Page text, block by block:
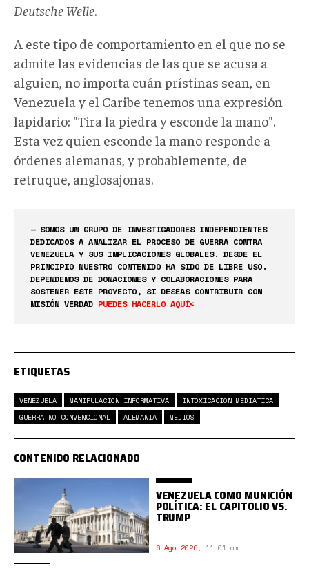
Deutsche Welle.
A este tipo de comportamiento en el que no se
admite las evidencias de las que se acusa a
alguien, no importa cuán prístinas sean, en
Venezuela y el Caribe tenemos una expresión
lapidario: "Tira la piedra y esconde la mano".
Esta vez quien esconde la mano responde a
órdenes alemanas, y probablemente, de
retruque, anglosajonas.
— SOMOS UN GRUPO DE INVESTIGADORES INDEPENDIENTES
DEDICADOS A ANALIZAR EL PROCESO DE GUERRA CONTRA
VENEZUELA Y SUS IMPLICACIONES GLOBALES. DESDE EL
PRINCIPIO NUESTRO CONTENIDO HA SIDO DE LIBRE USO.
DEPENDEMOS DE DONACIONES Y COLABORACIONES PARA
SOSTENER ESTE PROYECTO, SI DESEAS CONTRIBUIR CON
MISIÓN VERDAD PUEDES HACERLO AQUÍ<
ETIQUETAS
VENEZUELA MANIPULACIÓN INFORMATIVA
INTOXICACIÓN MEDIÁTICA
GUERRA NO CONVENCIONAL
ALEMANIA MEDIOS
CONTENIDO RELACIONADO
VENEZUELA COMO MUNICIÓN
POLÍTICA: EL CAPITOLIO VS.
TRUMP
6 Ago 2026, 11:01 am.